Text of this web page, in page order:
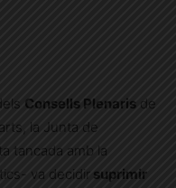
Consells Plenaris de
la Junta de
tancada amb la
va decidir suprimir